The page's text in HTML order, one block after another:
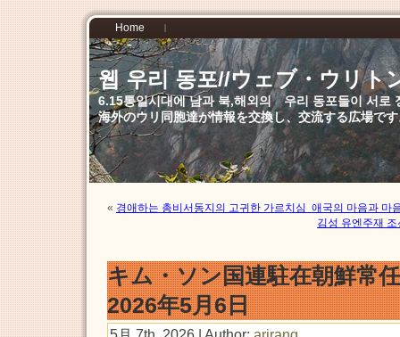
Home
웹 우리 동포//ウェブ・ウリト
6.15통일시대에 남과 북,해외의 우리 동포들이 서로
海外のウリ同胞達が情報を交換し、交流する広場で
« 경애하는 총비서동지의 고귀한 가르치심 애국의 마음과 마
김성 유엔주재
キム・ソン国連駐在朝鮮常
2026年5月6日